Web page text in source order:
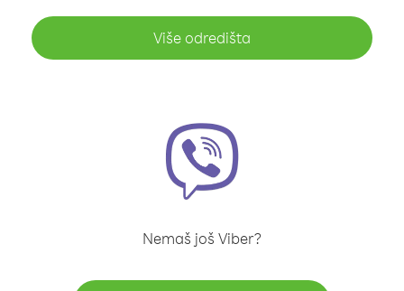
Više odredišta
Nemaš još Viber?